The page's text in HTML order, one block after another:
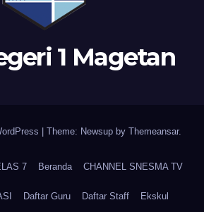
1 Magetan
Theme: Newsup by Themeansar.
7 Beranda CHANNEL SNESMA TV
Daftar Guru Daftar Staff Ekskul